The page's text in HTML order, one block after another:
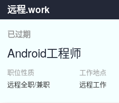
远程.work
已过期
Android工程师
职位性质
远程全职/兼职
工作地点
远程工作